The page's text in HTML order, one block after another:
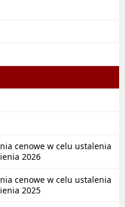
cenowe w celu ustalenia
2026
cenowe w celu ustalenia
2025